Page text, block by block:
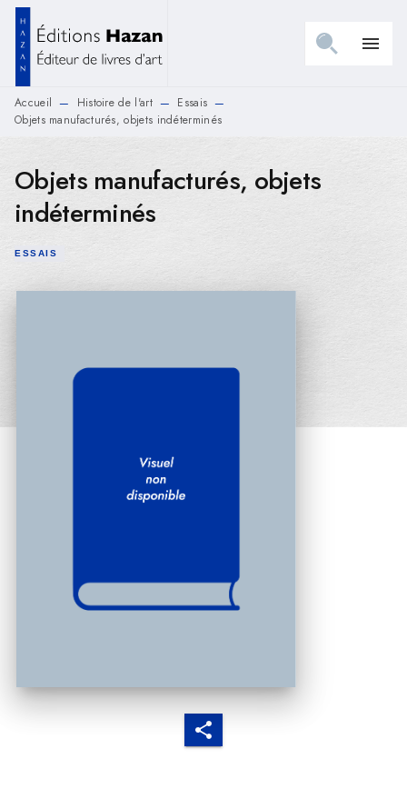
MENU RECHERCHE
PIED DE PAGE
menu
Accueil — Histoire de l'art — Essais —
Objets manufacturés, objets indéterminés
Objets manufacturés, objets
indéterminés
ESSAIS